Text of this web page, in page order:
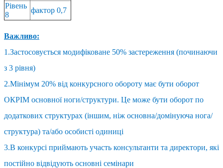
Рівень
8
фактор 0,7
Важливо:
1.Застосовується модифіковане 50% застереження (починаючи
з 3 рівня)
2.Мінімум 20% від конкурсного обороту має бути оборот
ОКРІМ основної ноги/структури. Це може бути оборот по
додаткових структурах (іншим, ніж основна/домінуюча нога/
структура) та/або особисті одиниці
3.В конкурсі приймають участь консультанти та директори, які
постійно відвідують основні семінари